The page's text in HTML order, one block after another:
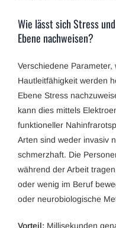
Wie lässt sich Stress
Ebene nachweisen?
Verschiedene
Hautleitfähigkeit werden
Ebene Stress
kann dies mittels
funktioneller
Arten sind weder invasiv
schmerzhaft. Die
während der Arbeit
oder wenig im Beruf
oder neurobiologische
Vorteil: Millisekunden